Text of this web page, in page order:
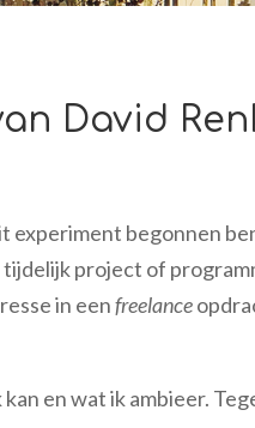
David
begonnen
project of
in eenfreelance
en wat ik ambieer.